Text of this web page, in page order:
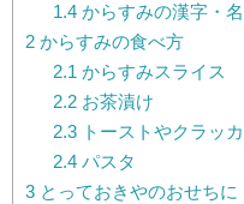
1.4からすみの漢字・
2 からすみの食べ方
2.1からすみスライス
2.2お茶漬け
2.3トーストやクラッ
2.4パスタ
3 とっておきやのおせちに